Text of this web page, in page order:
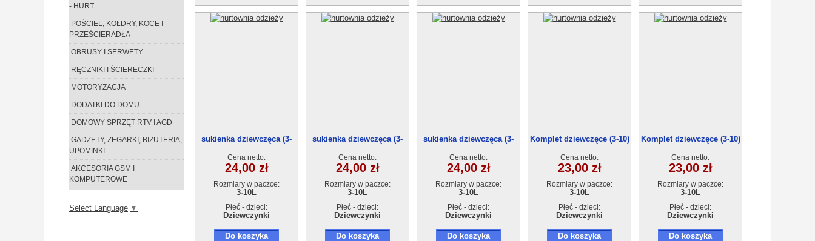
- HURT
POŚCIEL, KOŁDRY, KOCE I
PRZEŚCIERADŁA
OBRUSY I SERWETY
RĘCZNIKI I ŚCIERECZKI
MOTORYZACJA
DODATKI DO DOMU
DOMOWY SPRZĘT RTV I AGD
GADŻETY, ZEGARKI, BIŻUTERIA,
UPOMINKI
AKCESORIA GSM I
KOMPUTEROWE
Select Language ▼
sukienka dziewczęca (3-
Cena netto:
24,00 zł
Rozmiary w paczce:
3-10L
Płeć - dzieci:
Dziewczynki
Do koszyka
sukienka dziewczęca (3-
Cena netto:
24,00 zł
Rozmiary w paczce:
3-10L
Płeć - dzieci:
Dziewczynki
Do koszyka
sukienka dziewczęca (3-
Cena netto:
24,00 zł
Rozmiary w paczce:
3-10L
Płeć - dzieci:
Dziewczynki
Do koszyka
Komplet dziewczęce (3-10)
Cena netto:
23,00 zł
Rozmiary w paczce:
3-10L
Płeć - dzieci:
Dziewczynki
Do koszyka
Komplet dziewczęce (3-10)
Cena netto:
23,00 zł
Rozmiary w paczce:
3-10L
Płeć - dzieci:
Dziewczynki
Do koszyka